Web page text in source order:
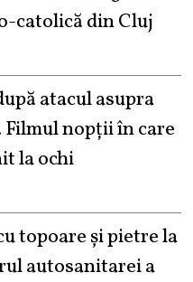
catolică din Cluj
atacul asupra
nopții în care
la ochi
topoare și pietre la
autosanitarei a